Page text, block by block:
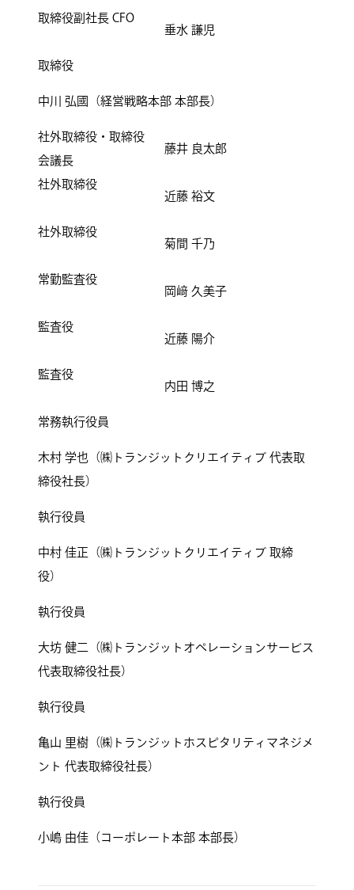
取締役副社長 CFO
垂水 謙児
取締役
中川 弘國（経営戦略本部 本部長）
社外取締役・取締役
会議長
藤井 良太郎
社外取締役
近藤 裕文
社外取締役
菊間 千乃
常勤監査役
岡﨑 久美子
監査役
近藤 陽介
監査役
内田 博之
常務執行役員
木村 学也（㈱トランジットクリエイティブ 代表取
締役社長）
執行役員
中村 佳正（㈱トランジットクリエイティブ 取締
役）
執行役員
大坊 健二（㈱トランジットオペレーションサービス
代表取締役社長）
執行役員
亀山 里樹（㈱トランジットホスピタリティマネジメ
ント 代表取締役社長）
執行役員
小嶋 由佳（コーポレート本部 本部長）